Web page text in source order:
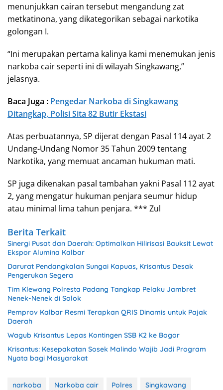
menunjukkan cairan tersebut mengandung zat
metkatinona, yang dikategorikan sebagai narkotika
golongan I.
“Ini merupakan pertama kalinya kami menemukan jenis
narkoba cair seperti ini di wilayah Singkawang,”
jelasnya.
Baca Juga : Pengedar Narkoba di Singkawang
Ditangkap, Polisi Sita 82 Butir Ekstasi
Atas perbuatannya, SP dijerat dengan Pasal 114 ayat 2
Undang-Undang Nomor 35 Tahun 2009 tentang
Narkotika, yang memuat ancaman hukuman mati.
SP juga dikenakan pasal tambahan yakni Pasal 112 ayat
2, yang mengatur hukuman penjara seumur hidup
atau minimal lima tahun penjara. *** Zul
Berita Terkait
Sinergi Pusat dan Daerah: Optimalkan Hilirisasi Bauksit Lewat
Ekspor Alumina Kalbar
Darurat Pendangkalan Sungai Kapuas, Krisantus Desak
Pengerukan Segera
Tim Klewang Polresta Padang Tangkap Pelaku Jambret
Nenek-Nenek di Solok
Pemprov Kalbar Resmi Terapkan QRIS Dinamis untuk Pajak
Daerah
Wagub Krisantus Lepas Kontingen SSB K2 ke Bogor
Krisantus: Kesepakatan Sosek Malindo Wajib Jadi Program
Nyata bagi Masyarakat
narkoba Narkoba cair Polres Singkawang